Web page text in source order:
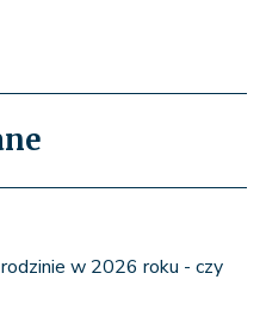
w 2026 roku - czy